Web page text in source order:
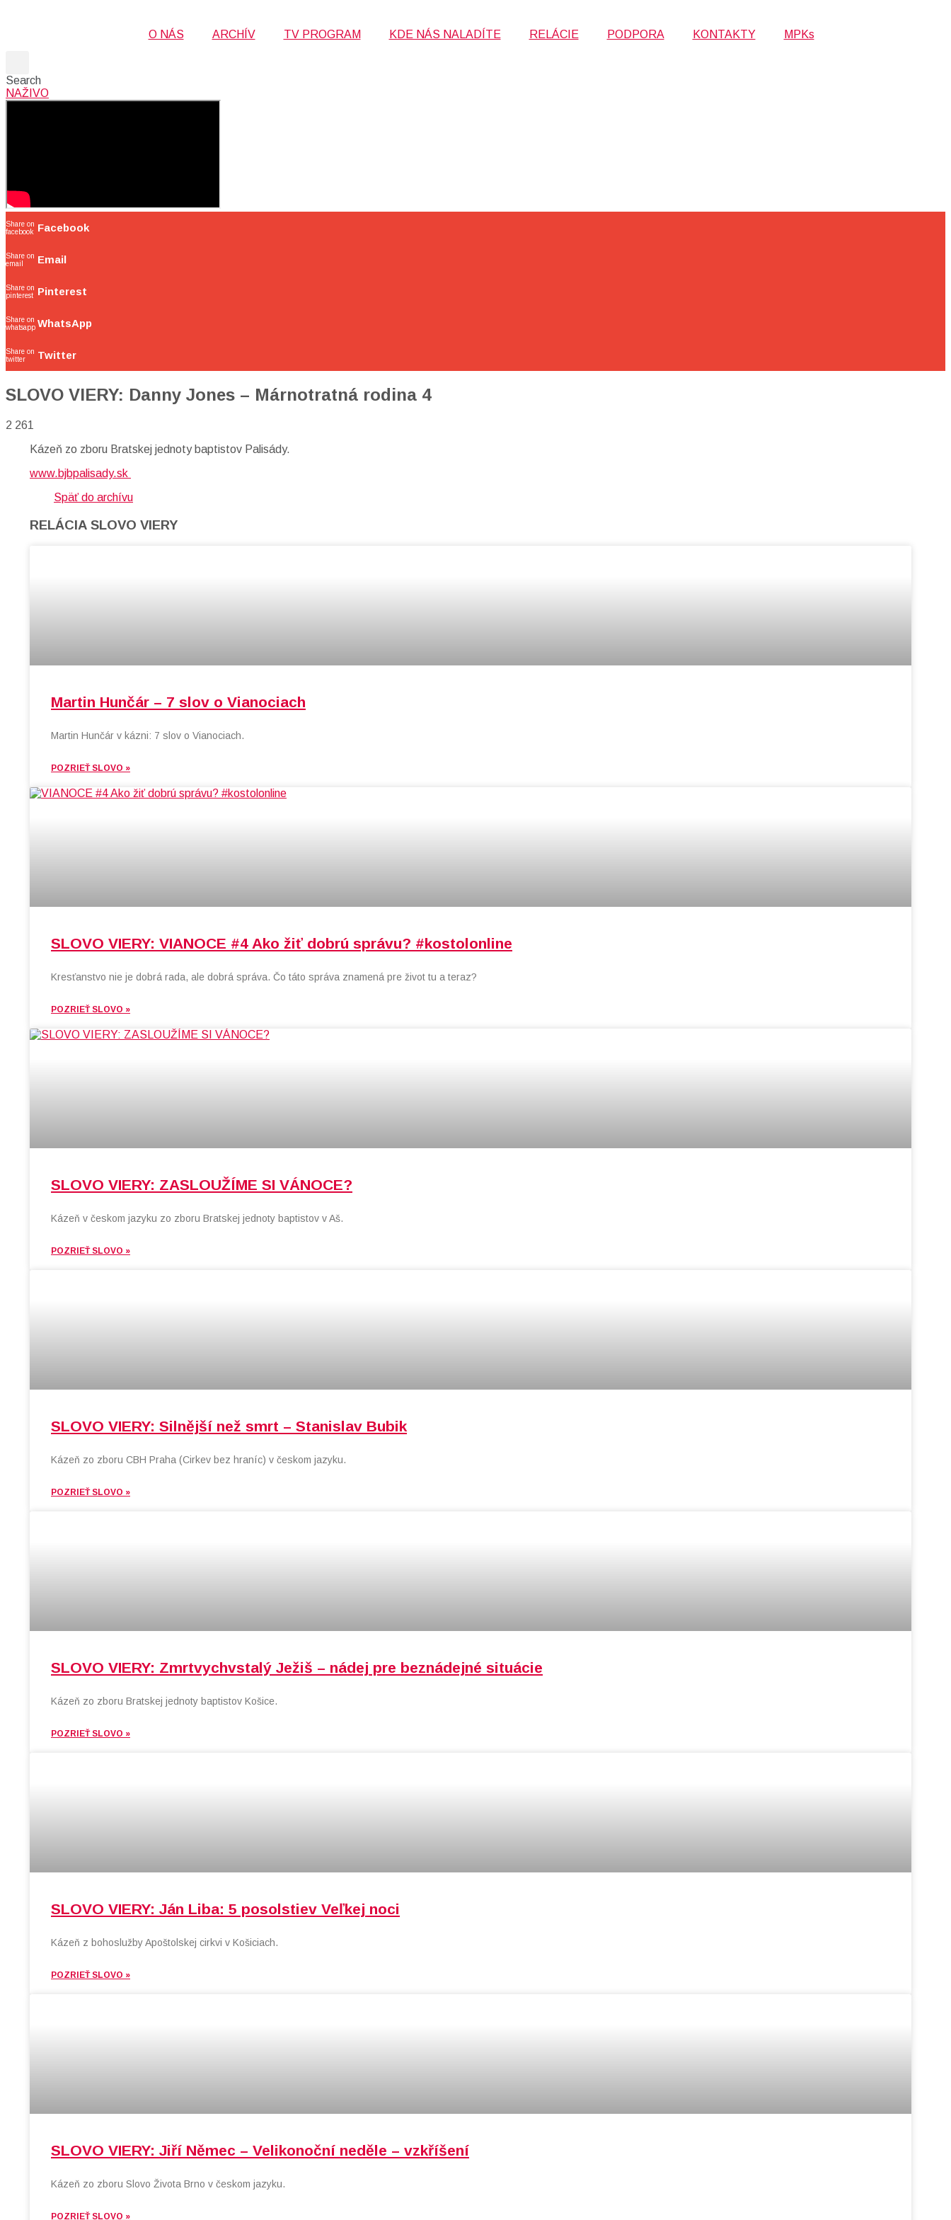
O NÁS ARCHÍV TV PROGRAM KDE NÁS NALADÍTE RELÁCIE PODPORA KONTAKTY MPKs
Search
NAŽIVO
Share on
facebook
Facebook
Share on
email
Email
Share on
pinterest
Pinterest
Share on
whatsapp WhatsApp
Share on
twitter
Twitter
SLOVO VIERY: Danny Jones – Márnotratná rodina 4
2 261
Kázeň zo zboru Bratskej jednoty baptistov Palisády.
www.bjbpalisady.sk
Späť do archívu
RELÁCIA SLOVO VIERY
Martin Hunčár – 7 slov o Vianociach
Martin Hunčár v kázni: 7 slov o Vianociach.
POZRIEŤ SLOVO »
SLOVO VIERY: VIANOCE #4 Ako žiť dobrú správu? #kostolonline
Kresťanstvo nie je dobrá rada, ale dobrá správa. Čo táto správa znamená pre život tu a teraz?
POZRIEŤ SLOVO »
SLOVO VIERY: ZASLOUŽÍME SI VÁNOCE?
Kázeň v českom jazyku zo zboru Bratskej jednoty baptistov v Aš.
POZRIEŤ SLOVO »
SLOVO VIERY: Silnější než smrt – Stanislav Bubik
Kázeň zo zboru CBH Praha (Cirkev bez hraníc) v českom jazyku.
POZRIEŤ SLOVO »
SLOVO VIERY: Zmrtvychvstalý Ježiš – nádej pre beznádejné situácie
Kázeň zo zboru Bratskej jednoty baptistov Košice.
POZRIEŤ SLOVO »
SLOVO VIERY: Ján Liba: 5 posolstiev Veľkej noci
Kázeň z bohoslužby Apoštolskej cirkvi v Košiciach.
POZRIEŤ SLOVO »
SLOVO VIERY: Jiří Němec – Velikonoční neděle – vzkříšení
Kázeň zo zboru Slovo Života Brno v českom jazyku.
POZRIEŤ SLOVO »